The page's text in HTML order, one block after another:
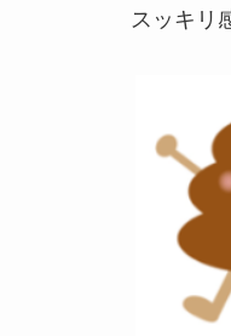
スッキリ感